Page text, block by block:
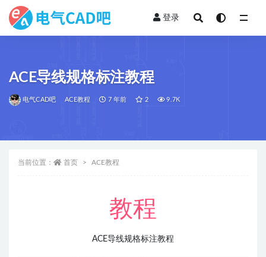
登录
ACE导线规格标注教程
电气CAD吧 ACE教程 7 年前 2 9.7K
当前位置： 首页 ACE教程
教程
ACE导线规格标注教程